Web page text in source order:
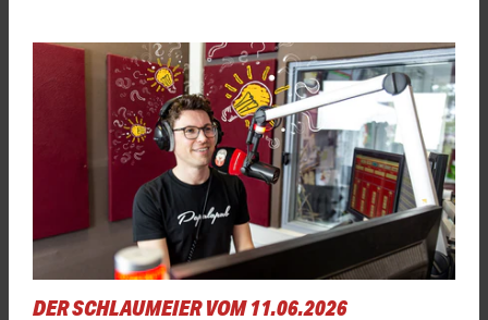
DER SCHLAUMEIER VOM 11.06.2026